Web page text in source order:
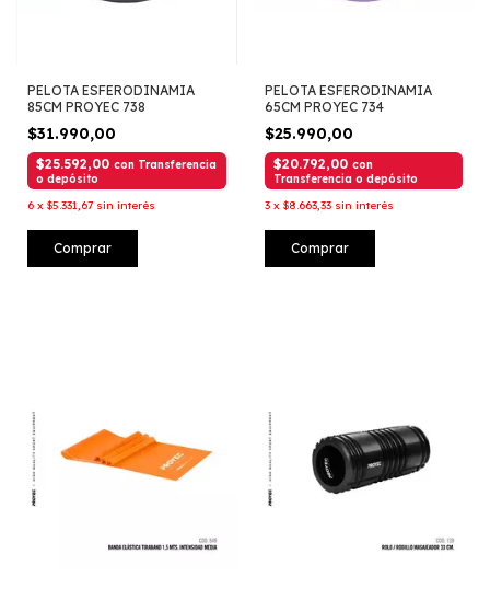
PELOTA ESFERODINAMIA
85CM PROYEC 738
$31.990,00
$25.592,00 con Transferencia
o depósito
6 x $5.331,67 sin interés
Comprar
PELOTA ESFERODINAMIA
65CM PROYEC 734
$25.990,00
$20.792,00 con
Transferencia o depósito
3 x $8.663,33 sin interés
Comprar